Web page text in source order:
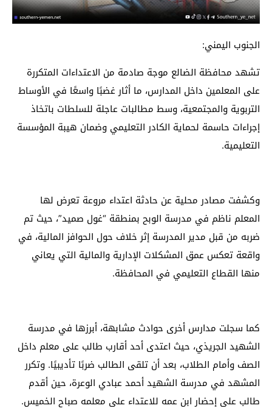
الجنوب اليمني:
تشهد محافظة الضالع موجة صادمة من الاعتداءات المتكررة
على المعلمين داخل المدارس، ما أثار غضبًا واسعًا في الأوساط
التربوية والمجتمعية، وسط مطالبات عاجلة للسلطات باتخاذ
إجراءات حاسمة لحماية الكادر التعليمي وضمان هيبة المؤسسة
التعليمية.
وكشفت مصادر محلية عن حادثة اعتداء مروعة تعرض لها
المعلم ناظم في مدرسة الوبح بمنطقة “غول صميد”، حيث تم
ضربه من قبل مدير المدرسة إثر خلاف حول الحوافز المالية، في
واقعة تعكس عمق المشكلات الإدارية والمالية التي يعاني
منها القطاع التعليمي في المحافظة.
كما سجلت مدارس أخرى حوادث مشابهة، أبرزها في مدرسة
الشهيد الجريذي، حيث اعتدى أحد أقارب طالب على معلم داخل
الصف وأمام الطلاب، بعد أن تلقى الطالب ضربًا تأديبيًا. وتكرر
المشهد في مدرسة الشهيد أحمد عبادي الوعرة، حين أقدم
طالب على إحضار ابن عمه للاعتداء على معلمه صباح الخميس.